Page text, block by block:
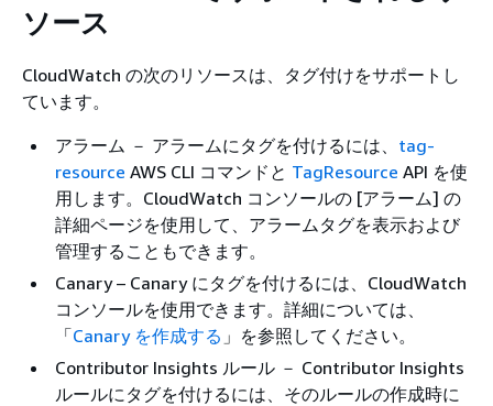
ソース
CloudWatch の次のリソースは、タグ付けをサポートし
ています。
アラーム － アラームにタグを付けるには、 tag-
resource AWS CLI コマンドと TagResource API を使
用します。CloudWatch コンソールの [アラーム] の
詳細ページを使用して、アラームタグを表示および
管理することもできます。
Canary – Canary にタグを付けるには、CloudWatch
コンソールを使用できます。詳細については、
「Canary を作成する 」を参照してください。
Contributor Insights ルール － Contributor Insights
ルールにタグを付けるには、そのルールの作成時に